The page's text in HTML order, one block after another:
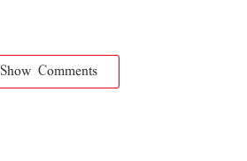
Show Comments